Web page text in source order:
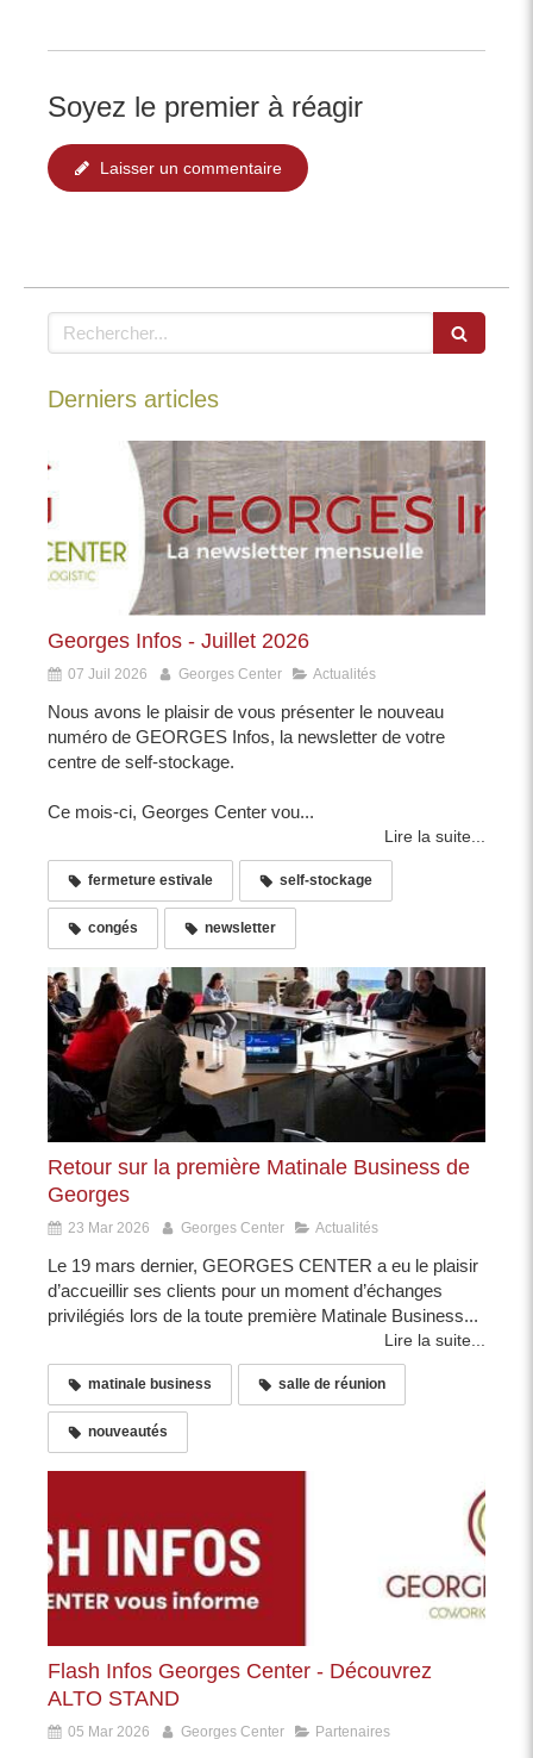
Soyez le premier à réagir
Laisser un commentaire
Rechercher
Derniers articles
Georges Infos - Juillet 2026
07 Juil 2026 Georges Center Actualités
Nous avons le plaisir de vous présenter le nouveau
numéro de GEORGES Infos, la newsletter de votre
centre de self-stockage.
Ce mois-ci, Georges Center vou...
Lire la suite...
fermeture estivale self-stockage
congés newsletter
Retour sur la première Matinale Business de
Georges
23 Mar 2026 Georges Center Actualités
Le 19 mars dernier, GEORGES CENTER a eu le plaisir
d’accueillir ses clients pour un moment d’échanges
privilégiés lors de la toute première Matinale Business...
Lire la suite...
matinale business salle de réunion
nouveautés
Flash Infos Georges Center - Découvrez
ALTO STAND
05 Mar 2026 Georges Center Partenaires